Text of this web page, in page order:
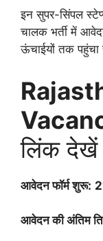
इन सुपर-सिंपल
चालक भर्ती में
ऊंचाईयों तक
लिंक देखें
आवेदन फॉर्म शुरू:
आवेदन की अंतिम